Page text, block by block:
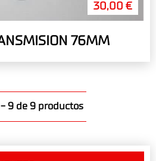
30,00 €
76MM
- 9 de 9 productos